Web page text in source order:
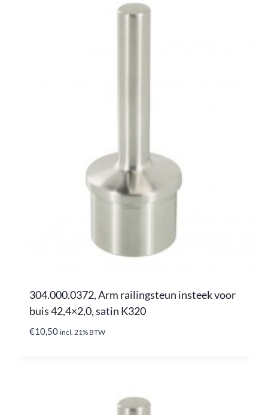
304.000.0372, Arm railingsteun insteek voor
buis 42,4×2,0, satin K320
€10,50 incl. 21% BTW